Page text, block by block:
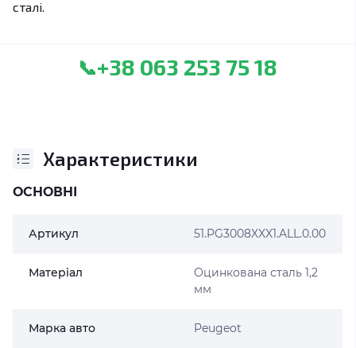
сталі.
📞+38 063 253 75 18
Характеристики
ОСНОВНІ
Артикул 51.PG3008XXX1.ALL.0.00
Матеріал
Оцинкована сталь 1,2
мм
Марка авто Peugeot